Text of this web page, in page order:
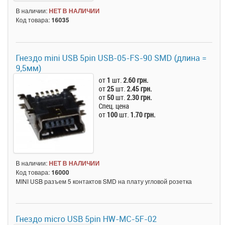
В наличии:НЕТ В НАЛИЧИИ
Код товара:16035
Гнездо mini USB 5pin USB-05-FS-90 SMD (длина =
9,5мм)
от 1 шт.2.60 грн.
от25шт.2.45 грн.
от 50шт.2.30 грн.
Спец. цена
от 100шт. 1.70 грн.
В наличии:НЕТ В НАЛИЧИИ
Код товара:16000
MINI USB разъем 5 контактов SMD на плату угловой розетка
Гнездо micro USB 5pin HW-MC-5F-02